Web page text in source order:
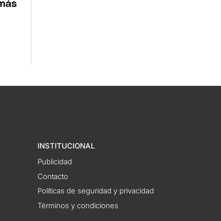
INSTITUCIONAL
Publicidad
Contacto
Políticas de seguridad y privacidad
Términos y condiciones